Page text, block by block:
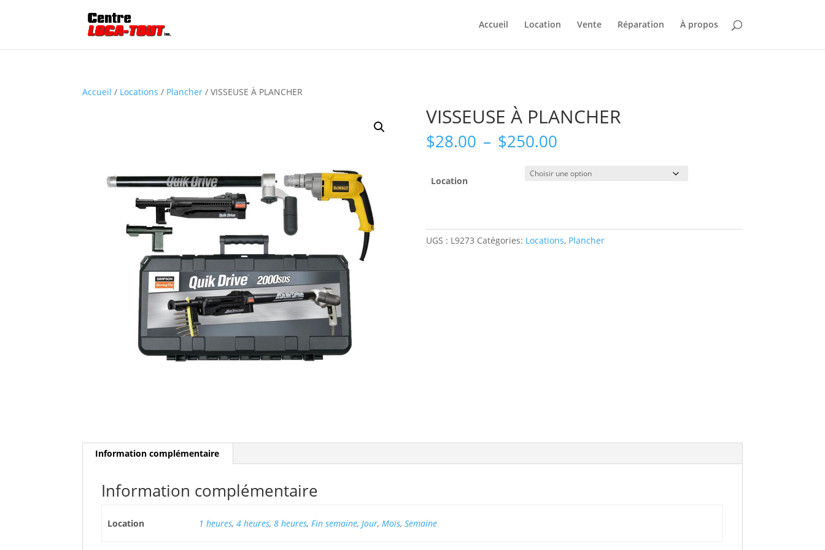
Accueil Location Vente Réparation À propos
Accueil / Locations / Plancher / VISSEUSE À PLANCHER
VISSEUSE À PLANCHER
$28.00 – $250.00Plage
prix :
$28.00
Location
UGS : L9273 Catégories: Locations, Plancher
Information complémentaire
Information complémentaire
Location 1 heures, 4 heures, 8 heures, Fin semaine, Jour, Mois, Semaine